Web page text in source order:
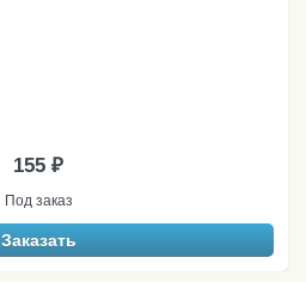
155 ₽
Под заказ
Заказать